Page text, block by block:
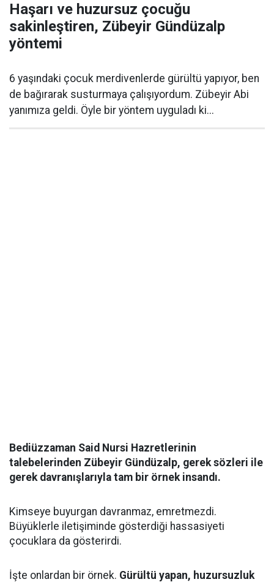
Haşarı ve huzursuz çocuğu
sakinleştiren, Zübeyir Gündüzalp
yöntemi
6 yaşındaki çocuk merdivenlerde gürültü yapıyor, ben
de bağırarak susturmaya çalışıyordum. Zübeyir Abi
yanımıza geldi. Öyle bir yöntem uyguladı ki...
Bediüzzaman Said Nursi Hazretlerinin
talebelerinden Zübeyir Gündüzalp, gerek sözleri ile
gerek davranışlarıyla tam bir örnek insandı.
Kimseye buyurgan davranmaz, emretmezdi.
Büyüklerle iletişiminde gösterdiği hassasiyeti
çocuklara da gösterirdi.
İşte onlardan bir örnek. Gürültü yapan, huzursuzluk